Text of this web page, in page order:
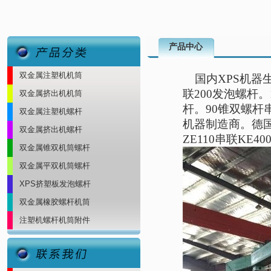
双金属注塑机机筒
双金属挤出机机筒
双金属注塑机螺杆
双金属挤出机螺杆
双金属锥双机筒螺杆
双金属平双机筒螺杆
XPS挤塑板发泡螺杆
双金属橡胶螺杆机筒
注塑机螺杆机筒附件
产品中心
国内XPS机器
联200发泡螺杆
杆。90锥双螺杆
机器制造商。德
ZE110串联